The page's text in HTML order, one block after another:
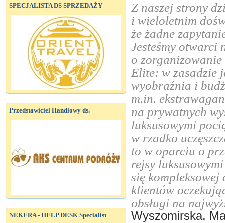
SPECJALISTA DS SPRZEDAŻY
Przedstawiciel Handlowy ds.
NEKERA - HELP DESK Specialist
Z naszej strony
i wieloletnim
że żadne
Jesteśmy otwarci
o
Elite: w zasadzie
wyobraźnia i
m.in.
na prywatnych
luksusowymi
w rzadko
to w oparciu o
rejsy
się
klientów
obsługi na
Wyszomirska,